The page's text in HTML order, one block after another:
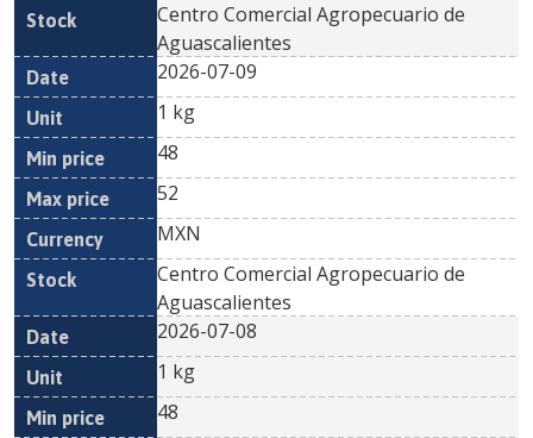
Centro Comercial Agropecuario de
Aguascalientes
2026-07-09
1 kg
48
52
MXN
Centro Comercial Agropecuario de
Aguascalientes
2026-07-08
1 kg
48